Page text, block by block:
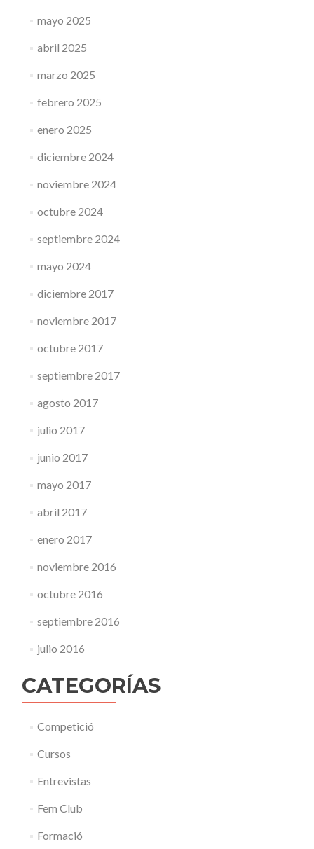
mayo 2025
abril 2025
marzo 2025
febrero 2025
enero 2025
diciembre 2024
noviembre 2024
octubre 2024
septiembre 2024
mayo 2024
diciembre 2017
noviembre 2017
octubre 2017
septiembre 2017
agosto 2017
julio 2017
junio 2017
mayo 2017
abril 2017
enero 2017
noviembre 2016
octubre 2016
septiembre 2016
julio 2016
CATEGORÍAS
Competició
Cursos
Entrevistas
Fem Club
Formació